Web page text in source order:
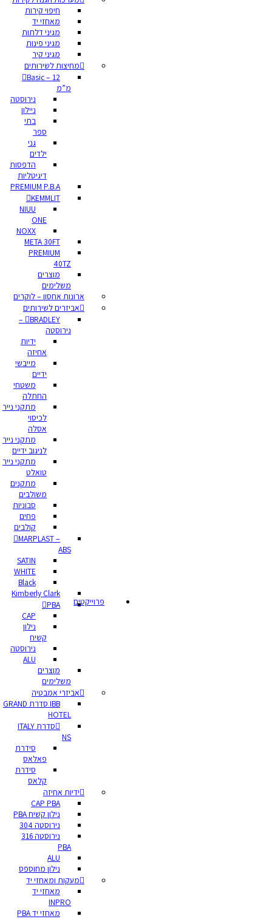
חיפוי קירות
מאחזי יד
מגיני דלתות
מגיני פינות
מגיני קיר
מחיצות לשירותים
Basic – 12
מ”מ
נירוסטה
ניילון
בתי
ספר
גני
ילדים
הדפסות
דיגיטליות
PREMIUM P.B.A
KEMMLIT
NIUU
ONE
NOXX
META 30FT
PREMIUM
40TZ
מוצרים
משלימים
ארונות אחסון – לוקרים
אביזרים לשירותים
BRADLEY –
נירוסטה
ידיות
אחיזה
מייבשי
ידיים
משטחי
החתלה
מתקני נייר
לכיסוי
אסלה
מתקני נייר
לניגוב ידיים
מתקני נייר
טואלט
מתקנים
משולבים
סבוניות
פחים
קולבים
MARPLAST –
ABS
SATIN
WHITE
Black
Kimberly Clark
PBA
CAP
נילון
קשיח
נירוסטה
ALU
מוצרים
משלימים
אביזרי אמבטיה
IBB סדרת GRAND
HOTEL
סדרת ITALY
NS
סידרת
פאלאס
סידרת
קלאס
ידיות אחיזה
CAP PBA
נילון קשיח PBA
נירוסטה 304
נירוסטה 316
PBA
ALU
נילון מחוספס
מעקות ומאחזי יד
מאחזי יד
INPRO
מאחזי יד PBA
פרוייקטים